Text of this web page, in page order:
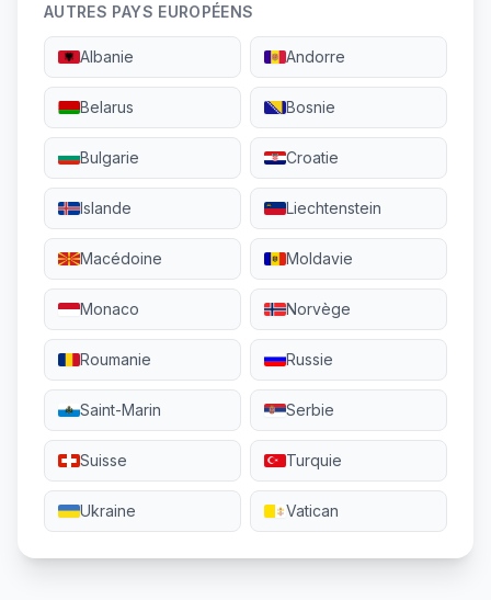
AUTRES PAYS EUROPÉENS
Albanie Andorre
Belarus Bosnie
Bulgarie Croatie
Islande Liechtenstein
Macédoine Moldavie
Monaco Norvège
Roumanie Russie
Saint-Marin Serbie
Suisse Turquie
Ukraine Vatican